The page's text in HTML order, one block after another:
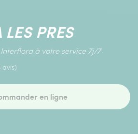
PRES
à votre service 7j/7
avis)
en ligne